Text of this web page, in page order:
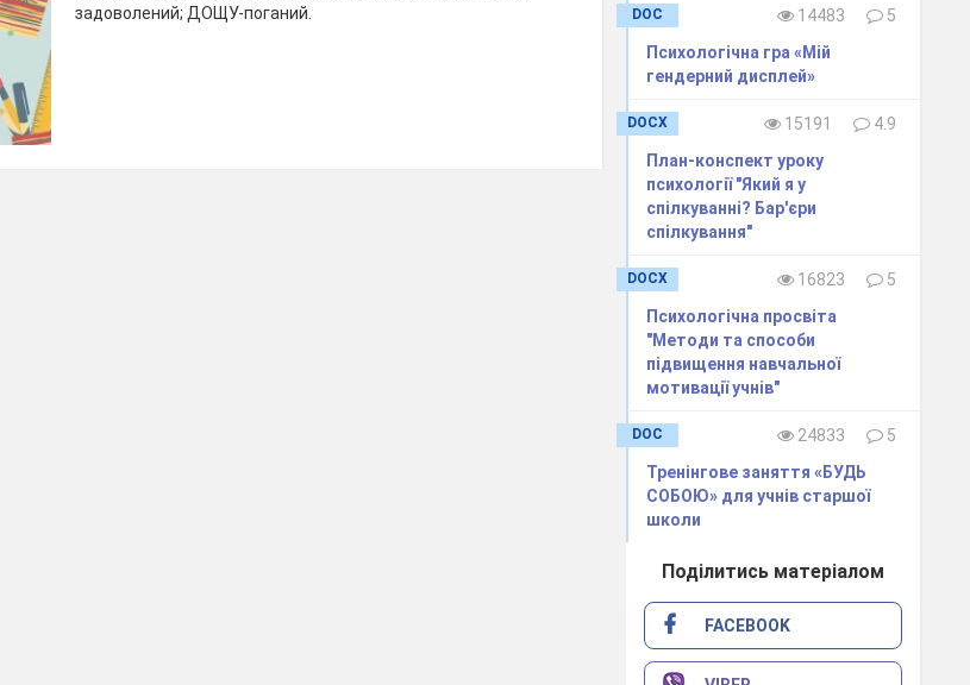
задоволений; ДОЩУ-поганий.
DOC 14483
5
Психологічна гра «Мій
гендерний дисплей»
DOCX 15191
4.9
План-конспект уроку
психології "Який я у
спілкуванні? Бар'єри
спілкування"
DOCX 16823
5
Психологічна просвіта
"Методи та способи
підвищення навчальної
мотивації учнів"
DOC 24833
5
Тренінгове заняття «БУДЬ
СОБОЮ» для учнів старшої
школи
Поділитись матеріалом
FACEBOOK